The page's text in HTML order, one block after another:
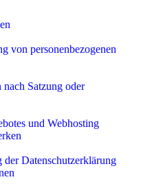
von personenbezogenen
Satzung oder
und Webhosting
Datenschutzerklärung